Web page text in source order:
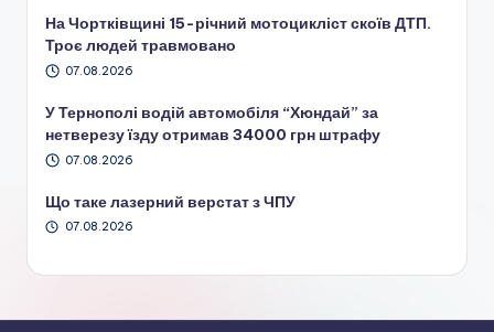
На Чортківщині 15-річний мотоцикліст скоїв ДТП.
Троє людей травмовано
07.08.2026
У Тернополі водій автомобіля “Хюндай” за
нетверезу їзду отримав 34000 грн штрафу
07.08.2026
Що таке лазерний верстат з ЧПУ
07.08.2026